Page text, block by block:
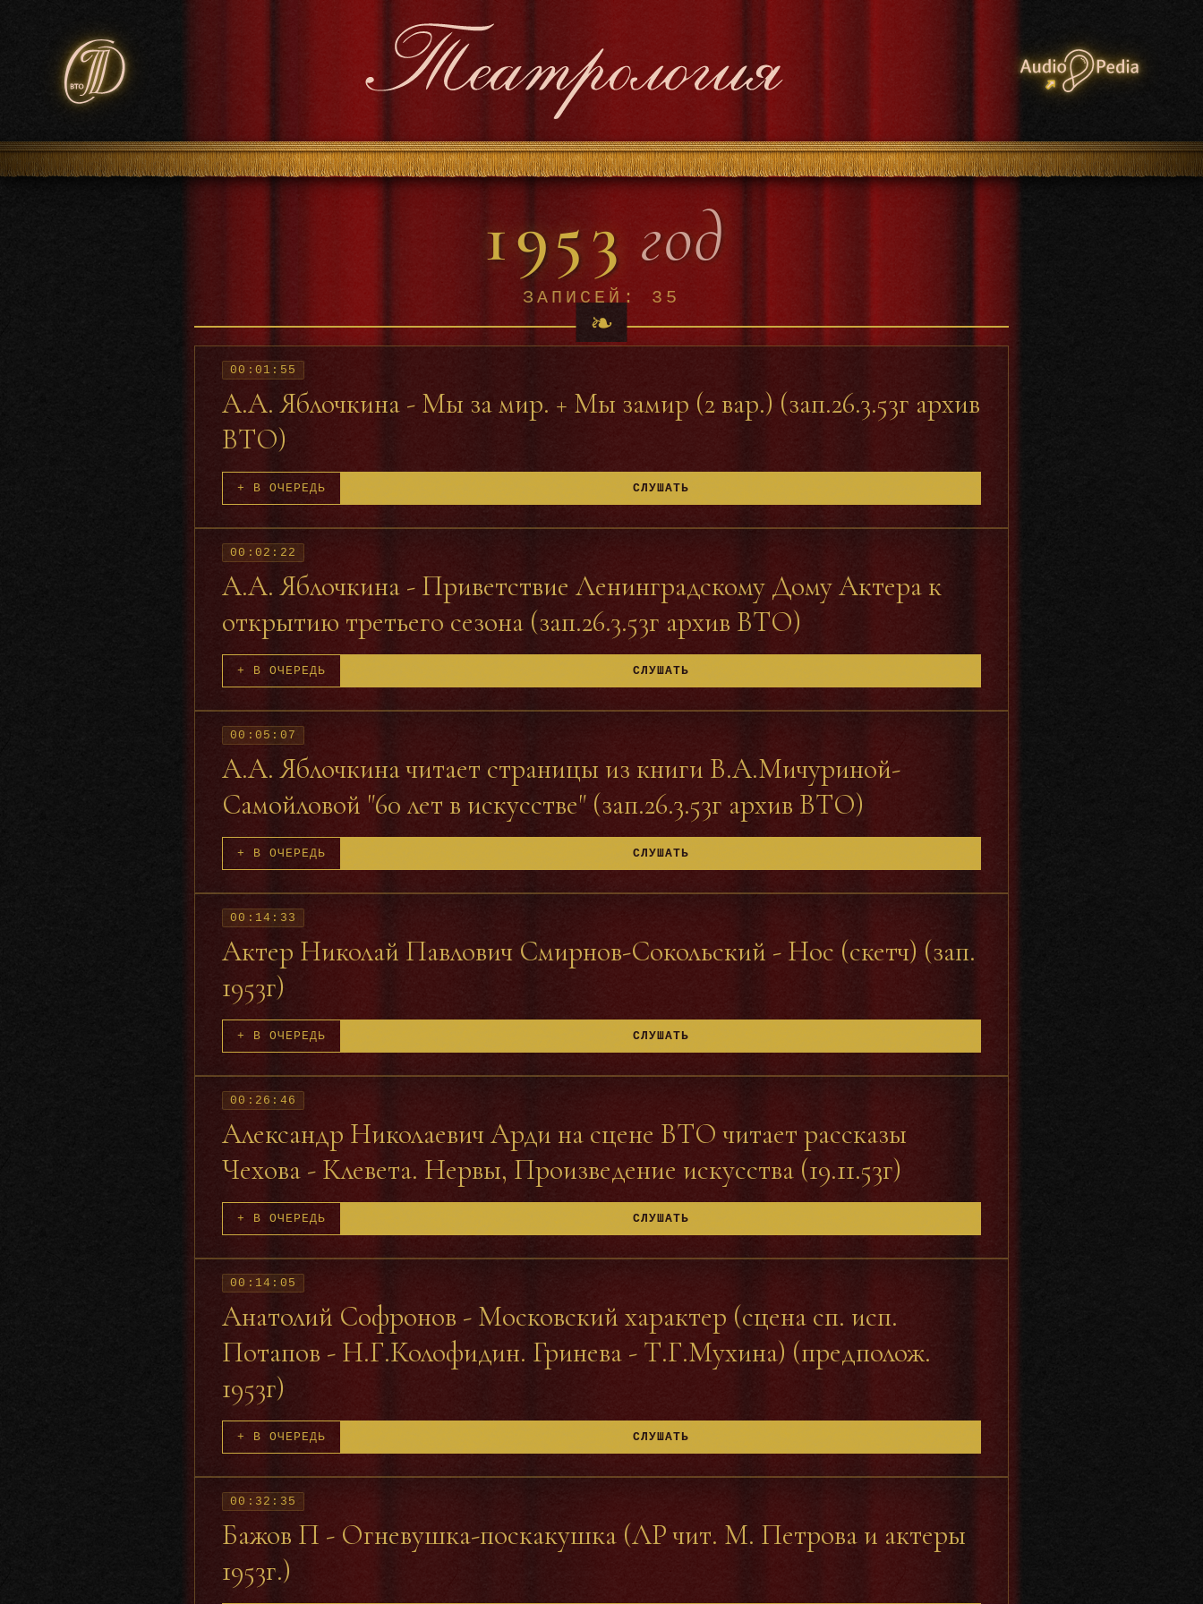
1953 год
ЗАПИСЕЙ: 35
А.А. Яблочкина - Мы за мир. + Мы замир (2 вар.) (зап.26.3.53г архив
ВТО)
00:01:55
+ В ОЧЕРЕДЬ СЛУШАТЬ
А.А. Яблочкина - Приветствие Ленинградскому Дому Актера к
открытию третьего сезона (зап.26.3.53г архив ВТО)
00:02:22
+ В ОЧЕРЕДЬ СЛУШАТЬ
А.А. Яблочкина читает страницы из книги В.А.Мичуриной-
Самойловой "60 лет в искусстве" (зап.26.3.53г архив ВТО)
00:05:07
+ В ОЧЕРЕДЬ СЛУШАТЬ
Актер Николай Павлович Смирнов-Сокольский - Нос (скетч) (зап.
1953г)
00:14:33
+ В ОЧЕРЕДЬ СЛУШАТЬ
Александр Николаевич Арди на сцене ВТО читает рассказы
Чехова - Клевета. Нервы, Произведение искусства (19.11.53г)
00:26:46
+ В ОЧЕРЕДЬ СЛУШАТЬ
Анатолий Софронов - Московский характер (сцена сп. исп.
Потапов - Н.Г.Колофидин. Гринева - Т.Г.Мухина) (предполож.
1953г)
00:14:05
+ В ОЧЕРЕДЬ СЛУШАТЬ
Бажов П - Огневушка-поскакушка (ЛР чит. М. Петрова и актеры
1953г.)
00:32:35